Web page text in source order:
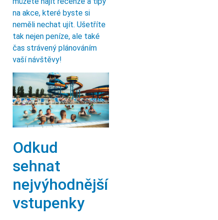
na akce, které byste si
neměli nechat ujít. Ušetříte
tak nejen peníze, ale také
čas strávený plánováním
vaší návštěvy!
Odkud
sehnat
nejvýhodnější
vstupenky